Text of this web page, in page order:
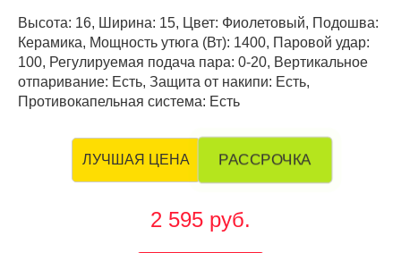
Высота: 16, Ширина: 15, Цвет: Фиолетовый, Подошва:
Керамика, Мощность утюга (Вт): 1400, Паровой удар:
100, Регулируемая подача пара: 0-20, Вертикальное
отпаривание: Есть, Защита от накипи: Есть,
Противокапельная система: Есть
ЛУЧШАЯ ЦЕНА РАССРОЧКА
2 595 руб.